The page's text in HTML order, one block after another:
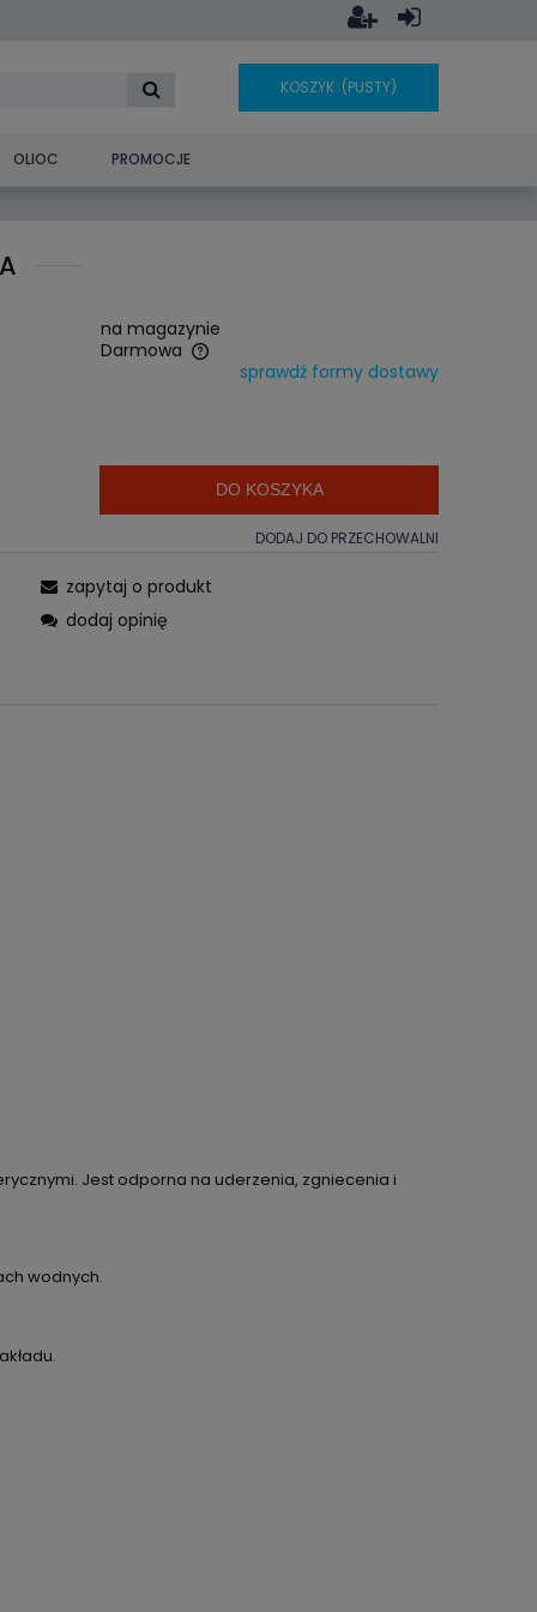
KOSZYK: (PUSTY)
OLIOC PROMOCJE
na magazynie
Darmowa
sprawdź formy dostawy
DO KOSZYKA
DODAJ DO PRZECHOWALNI
zapytaj o produkt
dodaj opinię
Jest odporna na uderzenia, zgniecenia i
wodnych.